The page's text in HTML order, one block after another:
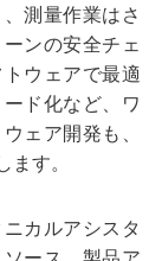
測量作業はさ
ンの安全チェ
ウェアで最適
ド化など、ワ
ェア開発も、
す。
カルアシスタ